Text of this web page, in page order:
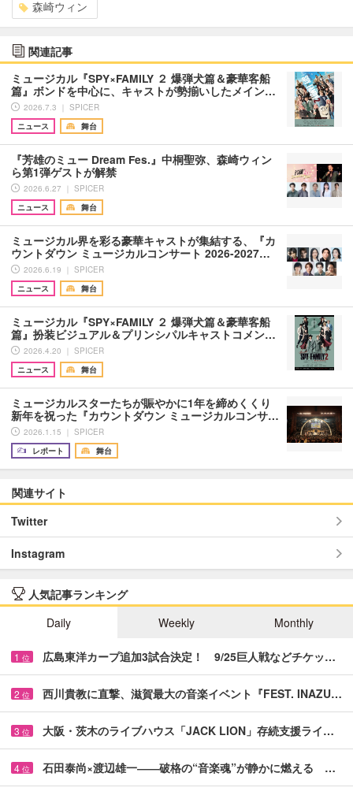
森崎ウィン
関連記事
ミュージカル『SPY×FAMILY ２ 爆弾犬篇＆豪華客船
篇』ボンドを中心に、キャストが勢揃いしたメイン…
2026.7.3 ｜ SPICER
ニュース
舞台
『芳雄のミュー Dream Fes.』中桐聖弥、森崎ウィン
ら第1弾ゲストが解禁
2026.6.27 ｜ SPICER
ニュース
舞台
ミュージカル界を彩る豪華キャストが集結する、『カ
ウントダウン ミュージカルコンサート 2026-2027…
2026.6.19 ｜ SPICER
ニュース
舞台
ミュージカル『SPY×FAMILY ２ 爆弾犬篇＆豪華客船
篇』扮装ビジュアル＆プリンシパルキャストコメン…
2026.4.20 ｜ SPICER
ニュース
舞台
ミュージカルスターたちが賑やかに1年を締めくくり
新年を祝った『カウントダウン ミュージカルコンサ…
2026.1.15 ｜ SPICER
レポート
舞台
関連サイト
Twitter
Instagram
人気記事ランキング
Daily
Weekly Monthly
1 位 広島東洋カープ追加3試合決定！ 9/25巨人戦などチケッ…
2 位 西川貴教に直撃、滋賀最大の音楽イベント『FEST. INAZU…
3 位 大阪・茨木のライブハウス「JACK LION」存続支援ライ…
4 位 石田泰尚×渡辺雄一――破格の“音楽魂”が静かに燃える …